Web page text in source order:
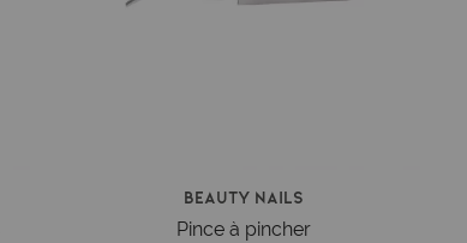
Beauty Nails
Pince à pincher